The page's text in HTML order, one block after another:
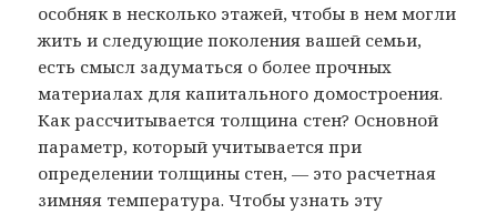
особняк в несколько этажей, чтобы в нем могли
жить и следующие поколения вашей семьи,
есть смысл задуматься о более прочных
материалах для капитального домостроения.
Как рассчитывается толщина стен? Основной
параметр, который учитывается при
определении толщины стен, — это расчетная
зимняя температура. Чтобы узнать эту